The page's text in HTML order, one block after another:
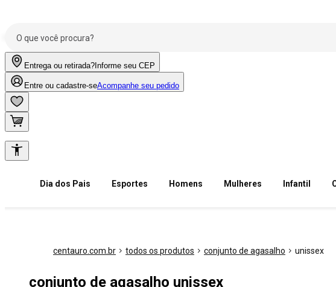
Entrega ou retirada? Informe seu CEP
Entre ou cadastre-seAcompanhe seu pedido
Dia dos Pais Esportes Homens Mulheres Infantil
centauro.com.br todos os produtos conjunto de agasalho unissex
conjunto de agasalho unissex